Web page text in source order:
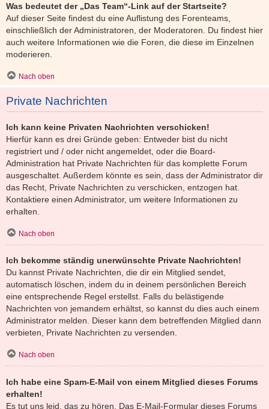
Was bedeutet der „Das Team“-Link auf der Startseite?
Auf dieser Seite findest du eine Auflistung des Forenteams,
einschließlich der Administratoren, der Moderatoren. Du findest hier
auch weitere Informationen wie die Foren, die diese im Einzelnen
moderieren.
Nach oben
Private Nachrichten
Ich kann keine Privaten Nachrichten verschicken!
Hierfür kann es drei Gründe geben: Entweder bist du nicht
registriert und / oder nicht angemeldet, oder die Board-
Administration hat Private Nachrichten für das komplette Forum
ausgeschaltet. Außerdem könnte es sein, dass der Administrator dir
das Recht, Private Nachrichten zu verschicken, entzogen hat.
Kontaktiere einen Administrator, um weitere Informationen zu
erhalten.
Nach oben
Ich bekomme ständig unerwünschte Private Nachrichten!
Du kannst Private Nachrichten, die dir ein Mitglied sendet,
automatisch löschen, indem du in deinem persönlichen Bereich
eine entsprechende Regel erstellst. Falls du belästigende
Nachrichten von jemandem erhältst, so kannst du dies auch einem
Administrator melden. Dieser kann dem betreffenden Mitglied dann
verbieten, Private Nachrichten zu versenden.
Nach oben
Ich habe eine Spam-E-Mail von einem Mitglied dieses Forums
erhalten!
Es tut uns leid, das zu hören. Das E-Mail-Formular dieses Forums